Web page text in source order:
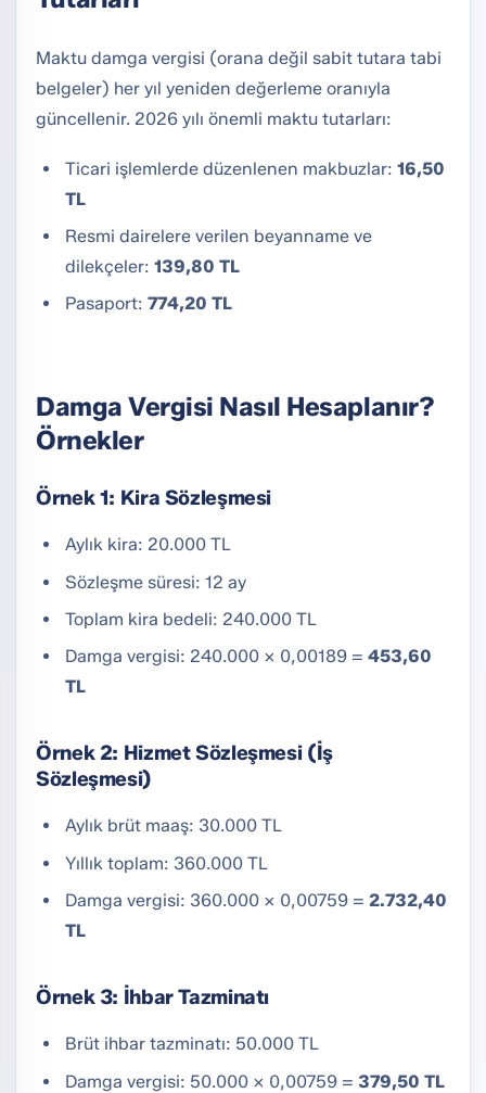
Maktu damga vergisi (orana değil sabit tutara tabi
belgeler) her yıl yeniden değerleme oranıyla
güncellenir. 2026 yılı önemli maktu tutarları:
Ticari işlemlerde düzenlenen makbuzlar:16,50
TL
Resmi dairelere verilen beyanname ve
dilekçeler:139,80 TL
Pasaport:774,20 TL
Damga Vergisi Nasıl Hesaplanır?
Örnekler
Örnek 1: Kira Sözleşmesi
Aylık kira: 20.000 TL
Sözleşme süresi: 12 ay
Toplam kira bedeli: 240.000 TL
Damga vergisi: 240.000 × 0,00189 =453,60
TL
Örnek 2: Hizmet Sözleşmesi (İş
Sözleşmesi)
Aylık brüt maaş: 30.000 TL
Yıllık toplam: 360.000 TL
Damga vergisi: 360.000 × 0,00759 =2.732,40
TL
Örnek 3: İhbar Tazminatı
Brüt ihbar tazminatı: 50.000 TL
Damga vergisi: 50.000 × 0,00759 = 379,50 TL